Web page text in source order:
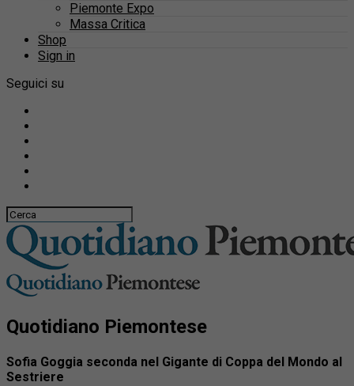
Piemonte Expo
Massa Critica
Shop
Sign in
Seguici su
Quotidiano Piemontese
Sofia Goggia seconda nel Gigante di Coppa del Mondo al
Sestriere